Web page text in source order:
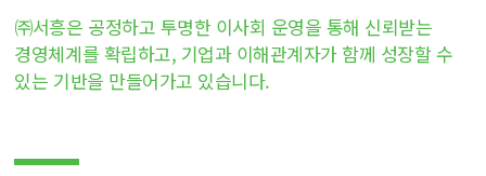
㈜서흥은 공정하고 투명한 이사회 운영을 통해 신뢰받는
경영체계를 확립하고, 기업과 이해관계자가 함께 성장할 수
있는 기반을 만들어가고 있습니다.